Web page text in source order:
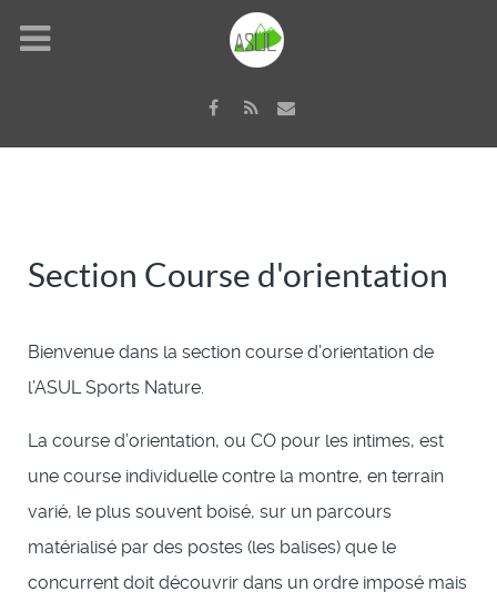
Section Course d'orientation
Bienvenue dans la section course d’orientation de
l’ASUL Sports Nature.
La course d’orientation, ou CO pour les intimes, est
une course individuelle contre la montre, en terrain
varié, le plus souvent boisé, sur un parcours
matérialisé par des postes (les balises) que le
concurrent doit découvrir dans un ordre imposé mais